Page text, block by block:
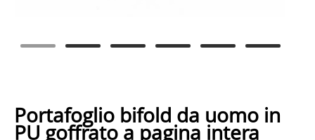
Portafoglio bifold da uomo in
PU goffrato a pagina intera